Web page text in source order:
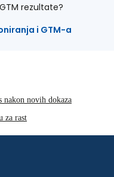
rezultate?
i GTM-a
nakon novih dokaza
za rast